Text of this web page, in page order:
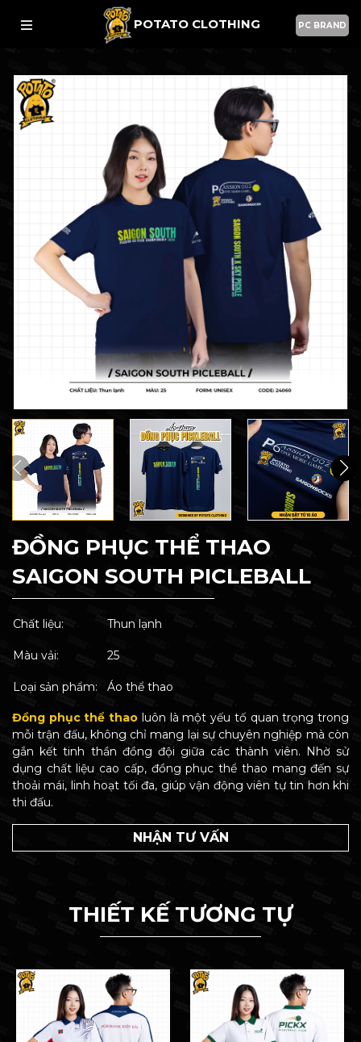
POTATO CLOTHING PC BRAND
ĐỒNG PHỤC THỂ THAO
SAIGON SOUTH PICLEBALL
Chất liệu: Thun lạnh
Màu vải: 25
Loại sản phẩm: Áo thể thao
Đồng phục thể thao luôn là một yếu tố quan trọng trong
mỗi trận đấu, không chỉ mang lại sự chuyên nghiệp mà còn
gắn kết tinh thần đồng đội giữa các thành viên. Nhờ sử
dụng chất liệu cao cấp, đồng phục thể thao mang đến sự
thoải mái, linh hoạt tối đa, giúp vận động viên tự tin hơn khi
thi đấu.
NHẬN TƯ VẤN
THIẾT KẾ TƯƠNG TỰ